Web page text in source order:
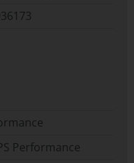
Performance